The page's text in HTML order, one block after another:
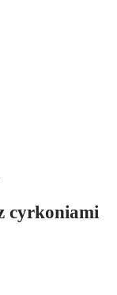
cyrkoniami